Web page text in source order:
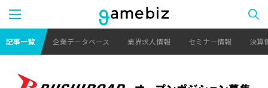
記事一覧 企業データベース 業界求人情報 セミナー情報 決算